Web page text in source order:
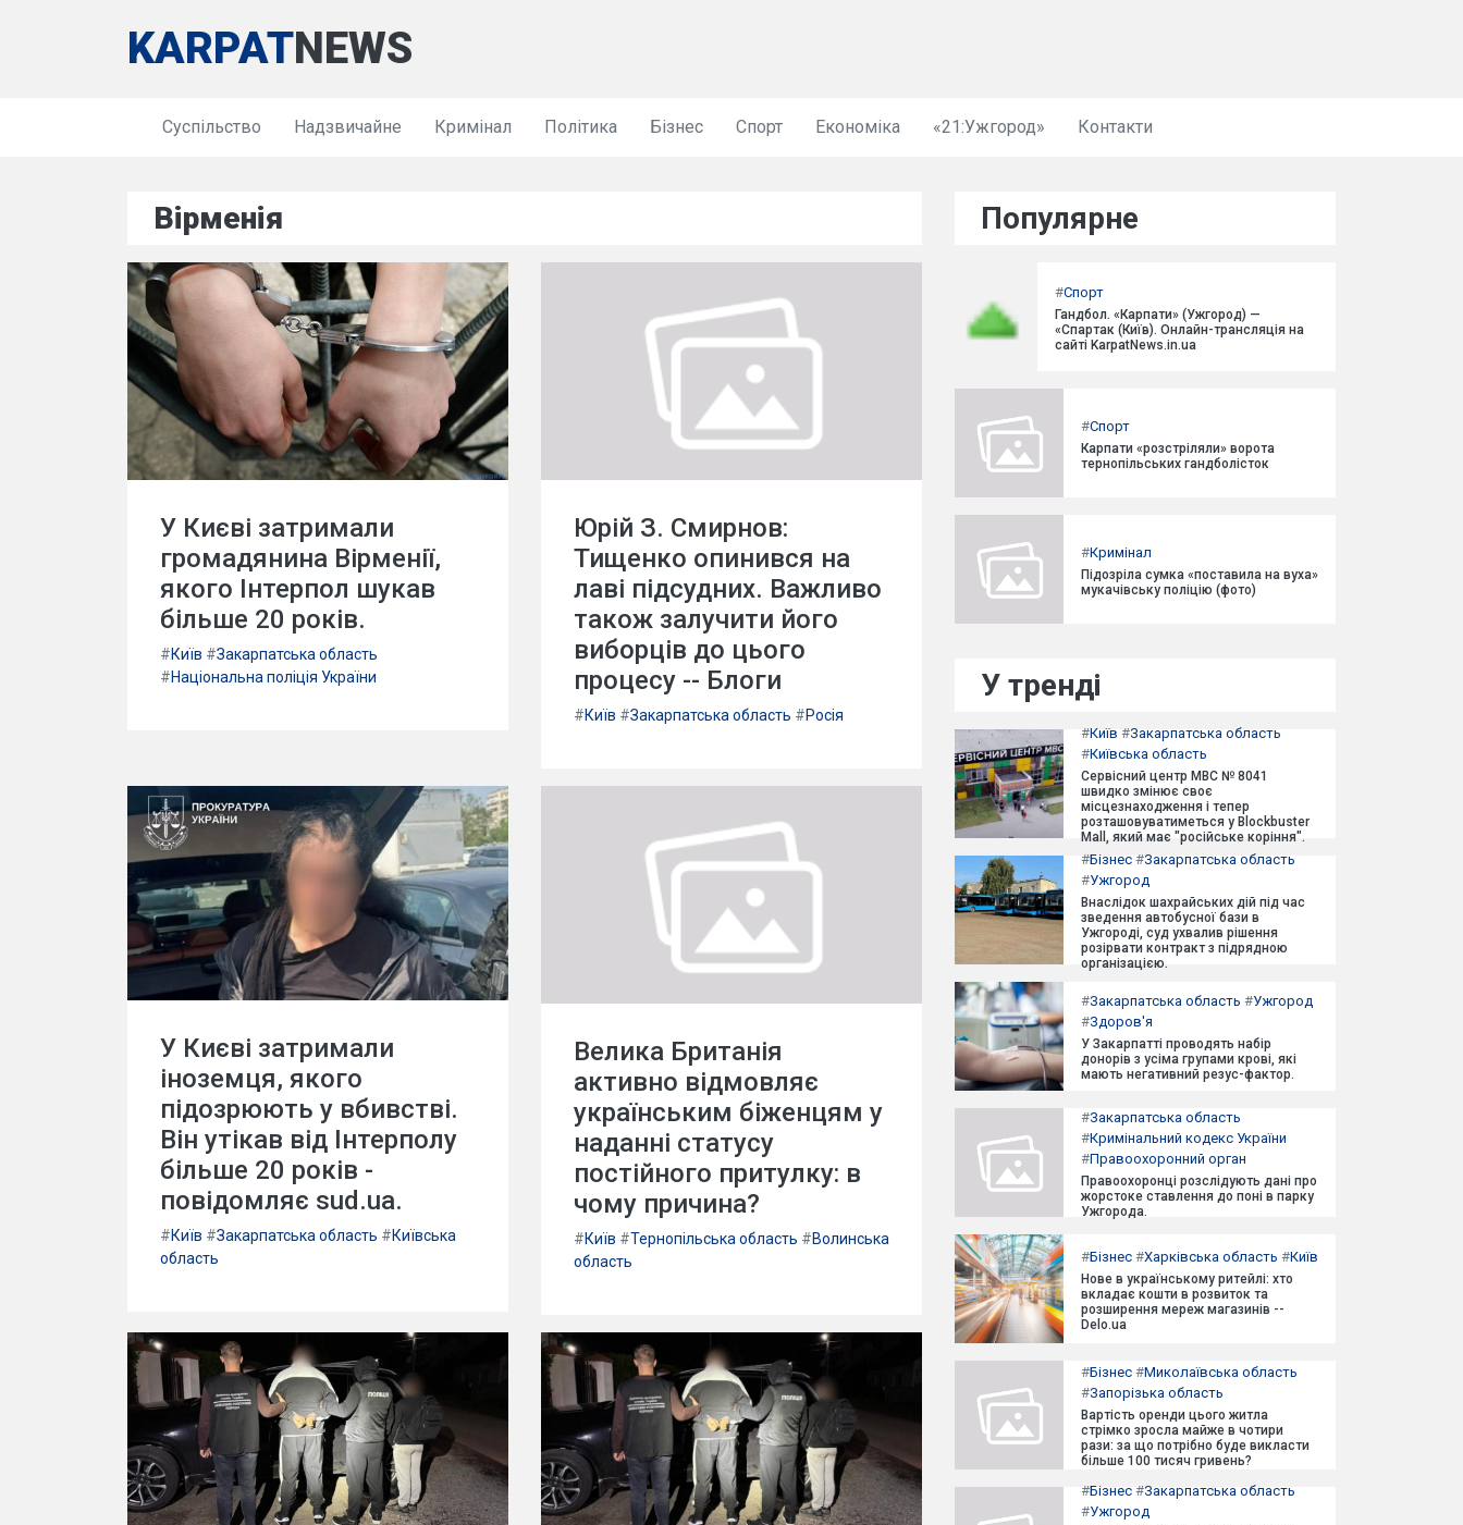
KARPATNEWS
Суспільство Надзвичайне Кримінал Політика Бізнес Спорт Економіка «21:Ужгород» Контакти
Вірменія
У Києві затримали
громадянина Вірменії,
якого Інтерпол шукав
більше 20 років.
#Київ #Закарпатська область
#Національна поліція України
Юрій З. Смирнов:
Тищенко опинився на
лаві підсудних. Важливо
також залучити його
виборців до цього
процесу -- Блоги
#Київ #Закарпатська область #Росія
У Києві затримали
іноземця, якого
підозрюють у вбивстві.
Він утікав від Інтерполу
більше 20 років -
повідомляє sud.ua.
#Київ #Закарпатська область #Київська
область
Велика Британія
активно відмовляє
українським біженцям у
наданні статусу
постійного притулку: в
чому причина?
#Київ #Тернопільська область #Волинська
область
Популярне
#Спорт
Гандбол. «Карпати» (Ужгород) —
«Спартак (Київ). Онлайн-трансляція на
сайті KarpatNews.in.ua
#Спорт
Карпати «розстріляли» ворота
тернопільських гандболісток
#Кримінал
Підозріла сумка «поставила на вуха»
мукачівську поліцію (фото)
У тренді
#Київ #Закарпатська область
#Київська область
Сервісний центр МВС № 8041
швидко змінює своє
місцезнаходження і тепер
розташовуватиметься у Blockbuster
Mall, який має "російське коріння".
#Бізнес #Закарпатська область
#Ужгород
Внаслідок шахрайських дій під час
зведення автобусної бази в
Ужгороді, суд ухвалив рішення
розірвати контракт з підрядною
організацією.
#Закарпатська область #Ужгород
#Здоров'я
У Закарпатті проводять набір
донорів з усіма групами крові, які
мають негативний резус-фактор.
#Закарпатська область
#Кримінальний кодекс України
#Правоохоронний орган
Правоохоронці розслідують дані про
жорстоке ставлення до поні в парку
Ужгорода.
#Бізнес #Харківська область #Київ
Нове в українському ритейлі: хто
вкладає кошти в розвиток та
розширення мереж магазинів --
Delo.ua
#Бізнес #Миколаївська область
#Запорізька область
Вартість оренди цього житла
стрімко зросла майже в чотири
рази: за що потрібно буде викласти
більше 100 тисяч гривень?
#Бізнес #Закарпатська область
#Ужгород